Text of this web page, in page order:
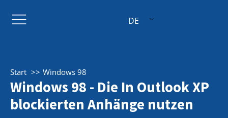
DE
Start Windows 98
Windows 98 - Die In Outlook XP
blockierten Anhänge nutzen